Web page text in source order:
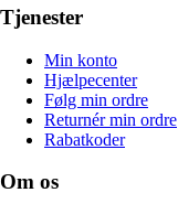
Tjenester
Min konto
Hjælpecenter
Følg min ordre
Returnér min ordre
Rabatkoder
Om os